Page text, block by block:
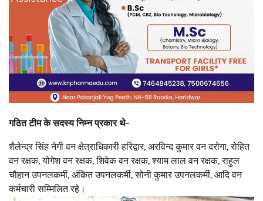
गठित टीम के सदस्य निम्न प्रकार थे-
शैलेन्द्र सिंह नेगी वन क्षेत्राधिकारी हरिद्वार, अरविन्द कुमार वन दरोगा, रोहित
वन रक्षक, योगेश वन रक्षक, शिवेक वन रक्षक, श्याम लाल वन रक्षक, राहुल
चौहान उपनलकर्मी, अंकित उपनलकर्मी, सोनी कुमार उपनलकर्मी, आदि वन
कर्मचारी सम्मिलित रहे।